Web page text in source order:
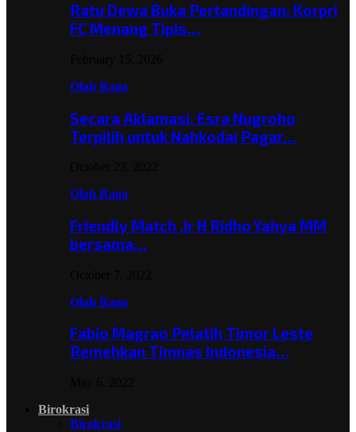
Ratu Dewa Buka Pertandingan: Korpri
FC Menang Tipis…
Olah Raga
Secara Aklamasi, Esra Nugroho
Terpilih untuk Nahkodai Pagar…
Olah Raga
Friendly Match ,Ir H Ridho Yahya MM
bersama…
Olah Raga
Fabio Magrao Pelatih Timor Leste
Remehkan Timnas Indonesia…
Birokrasi
Birokrasi